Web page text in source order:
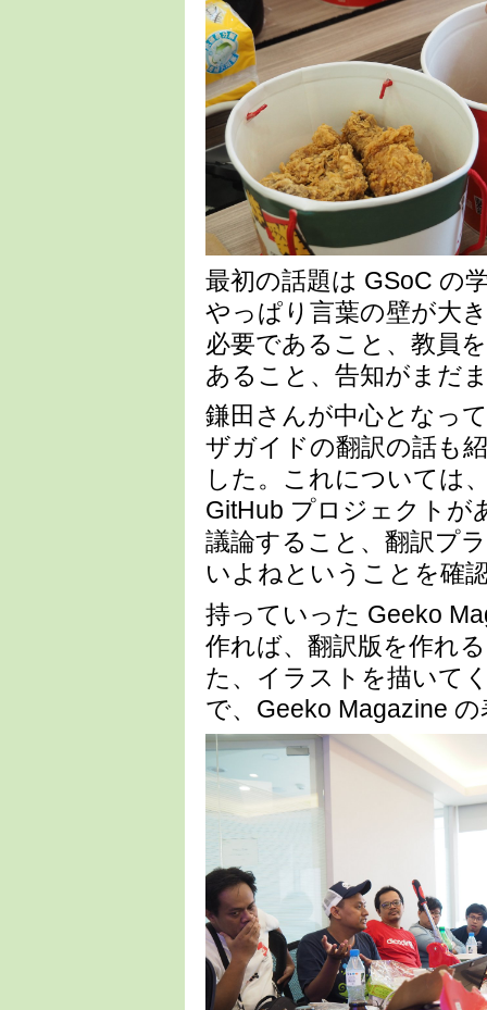
最初の話題は GSoC の
やっぱり言葉の壁が大
必要であること、教員
あること、告知がまだ
鎌田さんが中心となっ
ザガイドの翻訳の話も
した。これについては
GitHub プロジェクトが
議論すること、翻訳プ
いよねということを確
持っていった Geeko
作れば、翻訳版を作れ
た、イラストを描いて
で、Geeko Magazine